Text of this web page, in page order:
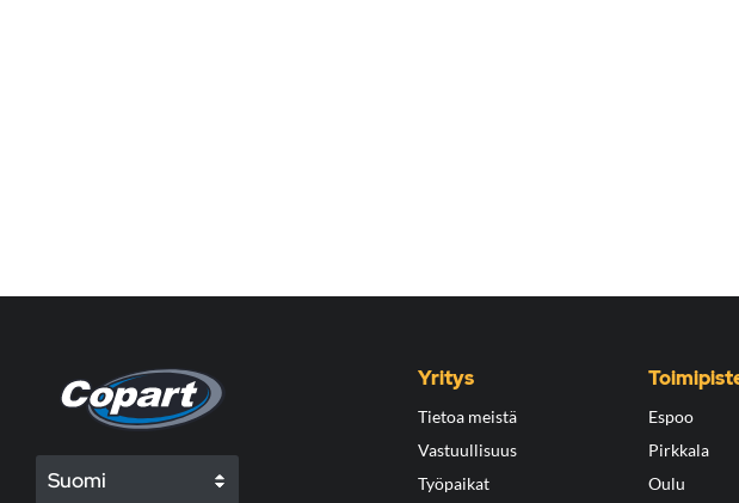
Suomi
Yritys
Tietoa meistä
Vastuullisuus
Työpaikat
Espoo
Pirkkala
Oulu